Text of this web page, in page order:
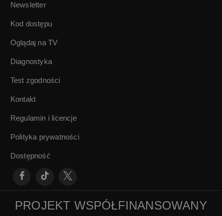
Newsletter
Kod dostępu
Oglądaj na TV
Diagnostyka
Test zgodności
Kontakt
Regulamin i licencje
Polityka prywatności
Dostępność
PROJEKT WSPÓŁFINANSOWANY